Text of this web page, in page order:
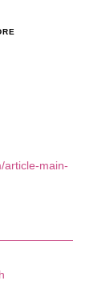
article-main-